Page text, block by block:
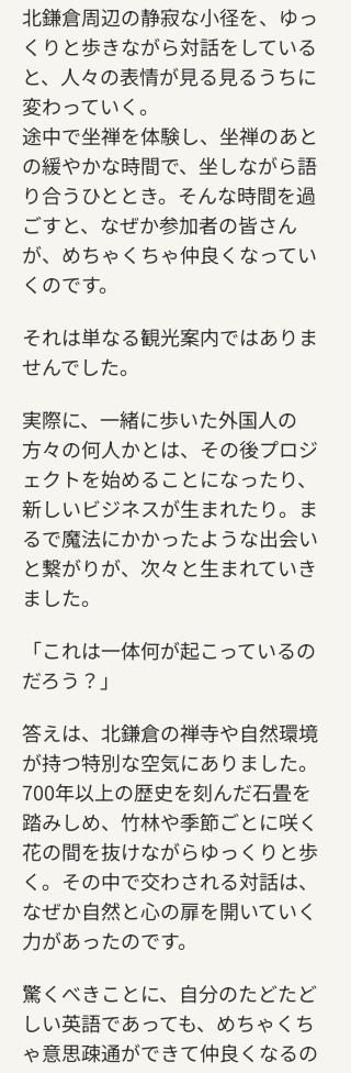
北鎌倉周辺の静寂な小径を、ゆっ
くりと歩きながら対話をしている
と、人々の表情が見る見るうちに
変わっていく。
途中で坐禅を体験し、坐禅のあと
の緩やかな時間で、坐しながら語
り合うひととき。そんな時間を過
ごすと、なぜか参加者の皆さん
が、めちゃくちゃ仲良くなってい
くのです。
それは単なる観光案内ではありま
せんでした。
実際に、一緒に歩いた外国人の
方々の何人かとは、その後プロジ
ェクトを始めることになったり、
新しいビジネスが生まれたり。ま
るで魔法にかかったような出会い
と繋がりが、次々と生まれていき
ました。
「これは一体何が起こっているの
だろう？」
答えは、北鎌倉の禅寺や自然環境
が持つ特別な空気にありました。
700年以上の歴史を刻んだ石畳を
踏みしめ、竹林や季節ごとに咲く
花の間を抜けながらゆっくりと歩
く。その中で交わされる対話は、
なぜか自然と心の扉を開いていく
力があったのです。
驚くべきことに、自分のたどたど
しい英語であっても、めちゃくち
ゃ意思疎通ができて仲良くなるの